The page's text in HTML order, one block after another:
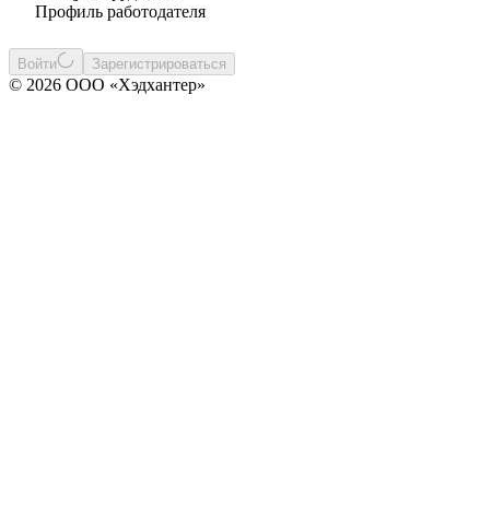
Профиль работодателя
Войти Зарегистрироваться
© 2026 ООО «Хэдхантер»